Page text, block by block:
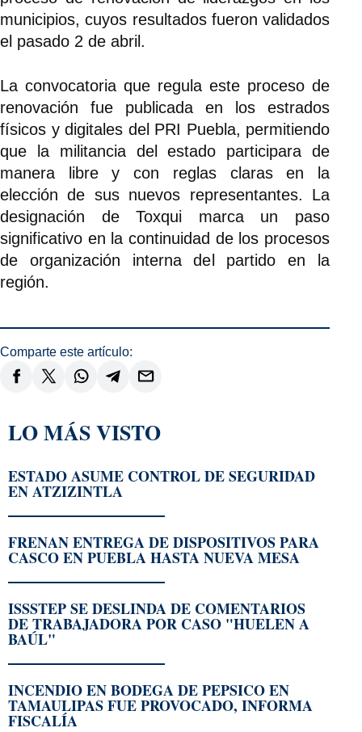
municipios, cuyos resultados fueron validados
el pasado 2 de abril.
La convocatoria que regula este proceso de
renovación fue publicada en los estrados
físicos y digitales del PRI Puebla, permitiendo
que la militancia del estado participara de
manera libre y con reglas claras en la
elección de sus nuevos representantes. La
designación de Toxqui marca un paso
significativo en la continuidad de los procesos
de organización interna del partido en la
región.
Comparte este artículo:
LO MÁS VISTO
ESTADO ASUME CONTROL DE SEGURIDAD
EN ATZIZINTLA
FRENAN ENTREGA DE DISPOSITIVOS PARA
CASCO EN PUEBLA HASTA NUEVA MESA
ISSSTEP SE DESLINDA DE COMENTARIOS
DE TRABAJADORA POR CASO "HUELEN A
BAÚL"
INCENDIO EN BODEGA DE PEPSICO EN
TAMAULIPAS FUE PROVOCADO, INFORMA
FISCALÍA